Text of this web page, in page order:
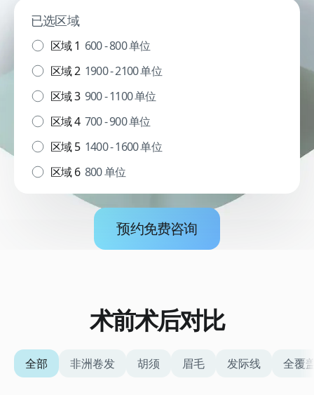
已选区域
区域 1 600 - 800 单位
区域 2 1900 - 2100 单位
区域 3 900 - 1100 单位
区域 4 700 - 900 单位
区域 5 1400 - 1600 单位
区域 6 800 单位
预约免费咨询
术前术后对比
全部 非洲卷发 胡须 眉毛 发际线 全覆